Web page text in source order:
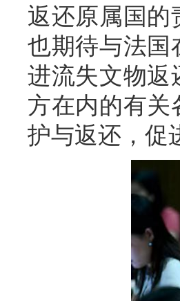
返还原属国的
也期待与法国
进流失文物返
方在内的有关
护与返还，促